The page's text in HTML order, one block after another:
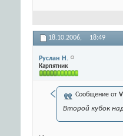
18.10.2006, 18:49
Руслан Н.
Карпятник
Сообщение от
Второй кубок